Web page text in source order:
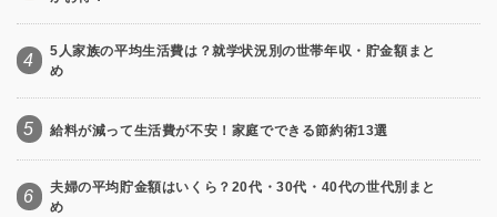
4
5人家族の平均生活費は？就学状況別の世帯年収・貯金額まと
め
5 給料が減って生活費が不安！家庭でできる節約術13選
6
夫婦の平均貯金額はいくら？20代・30代・40代の世代別まと
め